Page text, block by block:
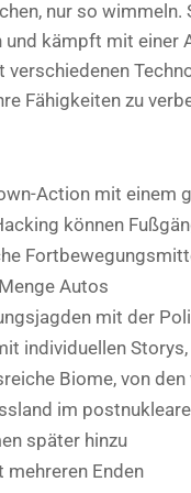
nur so
kämpft mit einer
verschiedenen
Fähigkeiten zu
Action mit einem
können
Autos
mit der
individuellen
Biome, von
im
später hinzu
mehreren Enden